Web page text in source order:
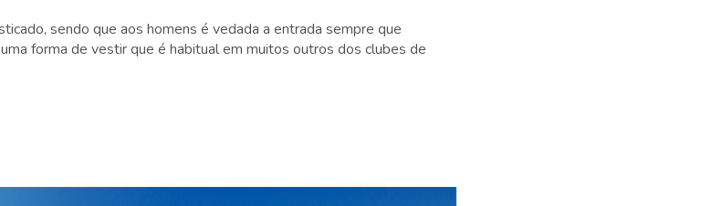
sendo que aos homens é vedada a entrada sempre que
forma de vestir que é habitual em muitos outros dos clubes de